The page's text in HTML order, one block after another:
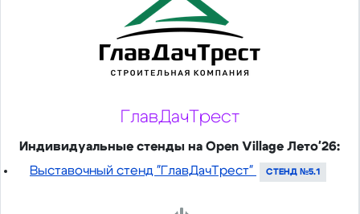
ГлавДачТрест
Индивидуальные стенды на Open Village Лето'26:
Выставочный стенд "ГлавДачТрест"
СТЕНД №5.1